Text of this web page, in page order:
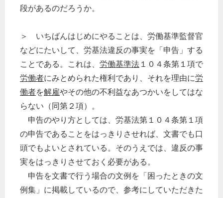
段があるのだろうか。
＞ いちばんはじめにやることは、労働基準監督官
などにたいして、労基法違反の事実を「申告」する
ことである。これは、 労働基準法 １０４条第１項で
労働者にみとめられた権利であり、それを理由に労
働者を解雇やその他の不利益なあつかいをしてはな
らない（同第２項）。
申告のやり方としては、労基法第１０４条第１項
の申告であることをはっきりさせれば、文書でも口
頭でもよいとされている。そのうえでは、違反の事
実をはっきりさせておく必要がある。
申告を文書で行う場合の文例を「困ったときの文
例集」に掲載しているので、参考にしていただきた